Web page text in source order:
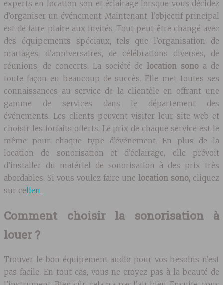
experts en location son et éclairage lorsque vous décidez
d’organiser un événement. Maintenant, l’objectif principal
est de faire plaire aux invités. Tout peut être changé avec
des équipements spéciaux, tels que l’organisation de
mariages, d’anniversaires, de célébrations diverses, de
réunions, de concerts. La société delocation sono a de
toute façon eu beaucoup de succès. Elle met toutes ses
connaissances au service de la clientèle en offrant une
gamme de services dans le département des
événements. Les clients peuvent visiter leur site web et
choisir les forfaits offerts. Le prix de chaque service est le
même pour chaque type d’événement. En plus de la
location de sonorisation et d’éclairage, elle prévoit
d’installer du matériel de sonorisation à des prix très
abordables. Si vous voulez faire une location sono, cliquez
sur celien.
Comment choisir la sonorisation à
louer ?
Trouver le bon équipement audio pour vos besoins n’est
pas facile. En tout cas, vous ne croyez pas à la beauté de